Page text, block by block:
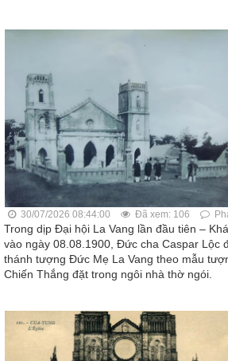
30/07/2026 08:44:00 Đã xem: 106
Trong dịp Đại hội La Vang lần đầu tiên –
vào ngày 08.08.1900, Đức cha Caspar Lộc
thánh tượng Đức Mẹ La Vang theo mẫu
Chiến Thắng đặt trong ngôi nhà thờ ngói.